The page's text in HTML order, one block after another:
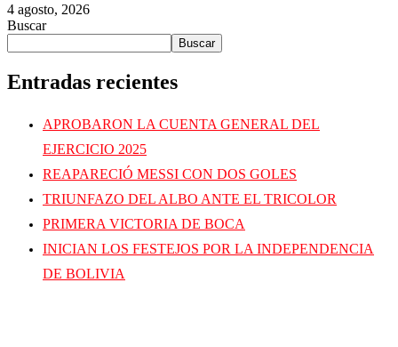
4 agosto, 2026
Buscar
Buscar
Entradas recientes
APROBARON LA CUENTA GENERAL DEL
EJERCICIO 2025
REAPARECIÓ MESSI CON DOS GOLES
TRIUNFAZO DEL ALBO ANTE EL TRICOLOR
PRIMERA VICTORIA DE BOCA
INICIAN LOS FESTEJOS POR LA INDEPENDENCIA
DE BOLIVIA